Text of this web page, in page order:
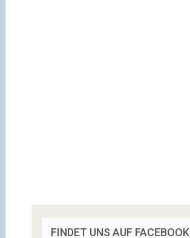
FINDET UNS AUF FACEBOOK